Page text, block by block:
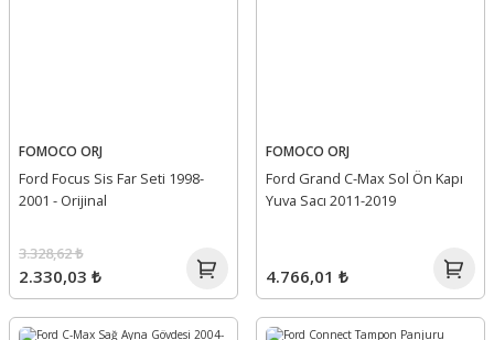
FOMOCO ORJ
Ford Focus Sis Far Seti 1998-
2001 - Orijinal
2.330,03 ₺
3.328,62 ₺
FOMOCO ORJ
Ford Grand C-Max Sol Ön Kapı
Yuva Sacı 2011-2019
4.766,01 ₺